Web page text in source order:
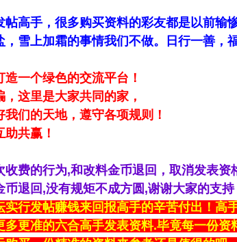
帖高手，很多购买资料的彩友都是以前输
，雪上加霜的事情我们不做。日行一善，
一个绿色的交流平台！
这里是大家共同的家，
我们的天地，遵守各项规则！
共赢！
收费的行为,和改料金币退回，取消发表
币退回,没有规矩不成方圆,谢谢大家的支持
实行发帖赚钱来回报高手的辛苦付出！高
多更准的六合高手发表资料.毕竟每一份